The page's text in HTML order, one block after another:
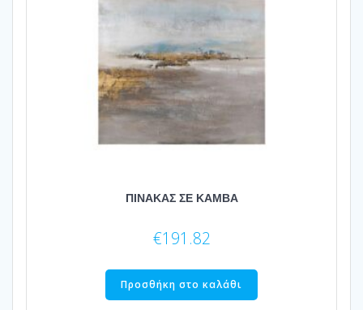
ΠΙΝΑΚΑΣ ΣΕ ΚΑΜΒΑ
€191.82
Προσθήκη στο καλάθι